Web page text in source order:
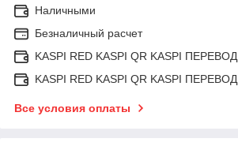
Наличными
Безналичный расчет
KASPI RED KASPI QR KASPI ПЕРЕВОД
KASPI RED KASPI QR KASPI ПЕРЕВОД
Все условия оплаты